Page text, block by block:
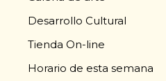
Desarrollo Cultural
Tienda On-line
Horario de esta semana